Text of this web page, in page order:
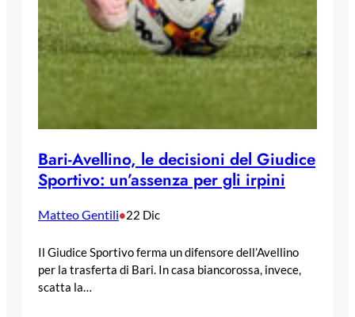
Bari-Avellino, le decisioni del Giudice
Sportivo: un’assenza per gli irpini
Matteo Gentili•22 Dic
Il Giudice Sportivo ferma un difensore dell’Avellino
per la trasferta di Bari. In casa biancorossa, invece,
scatta la…